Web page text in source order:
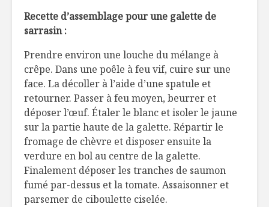
Recette d’assemblage pour une galette de
sarrasin :
Prendre environ une louche du mélange à
crêpe. Dans une poêle à feu vif, cuire sur une
face. La décoller à l’aide d’une spatule et
retourner. Passer à feu moyen, beurrer et
déposer l’œuf. Étaler le blanc et isoler le jaune
sur la partie haute de la galette. Répartir le
fromage de chèvre et disposer ensuite la
verdure en bol au centre de la galette.
Finalement déposer les tranches de saumon
fumé par-dessus et la tomate. Assaisonner et
parsemer de ciboulette ciselée.